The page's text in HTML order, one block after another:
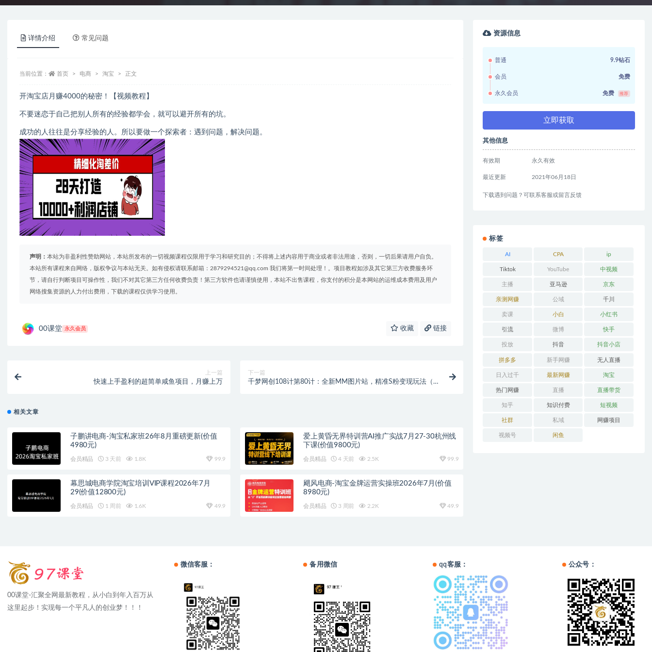
详情介绍 常见问题
当前位置： 首页 电商 淘宝 正文
开淘宝店月赚4000的秘密！【视频教程】
不要迷恋于自己把别人所有的经验都学会，就可以避开所有的坑。
成功的人往往是分享经验的人。所以要做一个探索者：遇到问题，解决问题。
声明： 本站为非盈利性赞助网站，本站所发布的一切视频课程仅限用于学习和研究目的；不得将上述内容用于商业或者非法用途，否则，一切后果请用户自负。
本站所有课程来自网络，版权争议与本站无关。如有侵权请联系邮箱：2879294521@qq.com 我们将第一时间处理！。项目教程如涉及其它第三方收费服务环
节，请自行判断项目可操作性，我们不对其它第三方任何收费负责！第三方软件也请谨慎使用，本站不出售课程，你支付的积分是本网站的运维成本费用及用户
网络搜集资源的人力付出费用，下载的课程仅供学习使用。
00课堂 永久会员 收藏 链接
上一篇
快速上手盈利的超简单咸鱼项目，月赚上万
下一篇
千梦网创108计第80计：全新MM图片站，精准S粉变现玩法（附
相关文章
子鹏讲电商-淘宝私家班26年8月重磅更新(价值
4980元)
会员精品 3 天前 1.8K 99.9
爱上黄昏无界特训营AI推广实战7月27-30杭州线
下课(价值9800元)
会员精品 4 天前 2.5K 99.9
幕思城电商学院淘宝培训VIP课程2026年7月
29(价值12800元)
会员精品 1 周前 1.6K 49.9
飓风电商-淘宝金牌运营实操班2026年7月(价值
8980元)
会员精品 3 周前 2.2K 49.9
资源信息
普通 9.9钻石
会员 免费
永久会员 免费 推荐
立即获取
其他信息
有效期 永久有效
最近更新 2021年06月18日
下载遇到问题？可联系客服或留言反馈
标签
AI CPA ip
Tiktok YouTube 中视频
主播 亚马逊 京东
亲测网赚 公域 千川
卖课 小白 小红书
引流 微博 快手
投放 抖音 抖音小店
拼多多 新手网赚 无人直播
日入过千 最新网赚 淘宝
热门网赚 直播 直播带货
知乎 知识付费 短视频
社群 私域 网赚项目
视频号 闲鱼
00课堂-汇聚全网最新教程，从小白到年入百万从
这里起步！实现每一个平凡人的创业梦！！！
微信客服： 备用微信 qq客服： 公众号：